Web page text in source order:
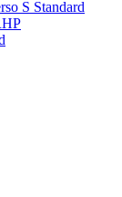
S Standard